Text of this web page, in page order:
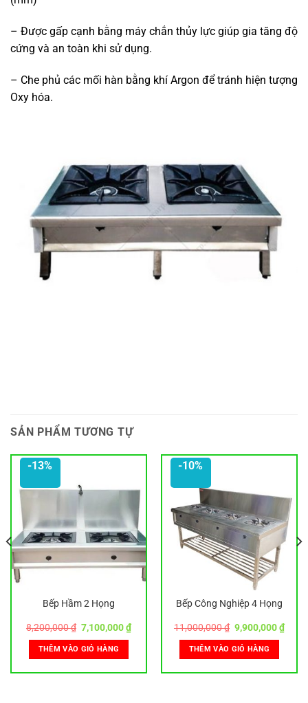
– Được gấp cạnh bằng máy chắn thủy lực giúp gia tăng độ
cứng và an toàn khi sử dụng.
– Che phủ các mối hàn bằng khí Argon để tránh hiện tượng
Oxy hóa.
SẢN PHẨM TƯƠNG TỰ
-13%
Bếp Hầm 2 Họng
8,200,000₫ Giá
gốc
là:
8,200,000 ₫.
7,100,000₫Giá
hiện
7,100,000 ₫.
THÊM VÀO GIỎ HÀNG
-10%
Bếp Công Nghiệp 4 Họng
11,000,000₫ Giá
gốc
là:
11,000,000 ₫.
9,900,000₫Giá
hiện
THÊM VÀO GIỎ HÀNG
₫.